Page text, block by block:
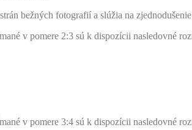
bežných fotografií a slúžia na
v pomere 2:3 sú k dispozícii nasledovné
v pomere 3:4 sú k dispozícii nasledovné